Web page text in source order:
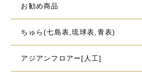
お勧め商品
ちゅら(七島表,琉球表,青表)
アジアンフロアー[人工]